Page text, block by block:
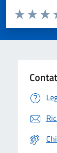
Domanda
Valuta da 1 a 5
Valuta 2
Valuta 1